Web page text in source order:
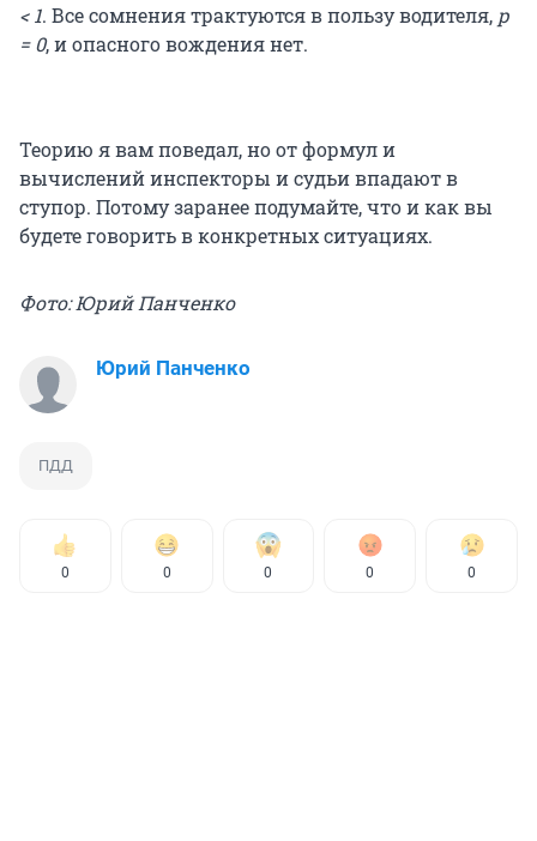
< 1. Все сомнения трактуются в пользу водителя, p
= 0, и опасного вождения нет.
Теорию я вам поведал, но от формул и
вычислений инспекторы и судьи впадают в
ступор. Потому заранее подумайте, что и как вы
будете говорить в конкретных ситуациях.
Фото: Юрий Панченко
Юрий Панченко
ПДД
0 0 0 0 0